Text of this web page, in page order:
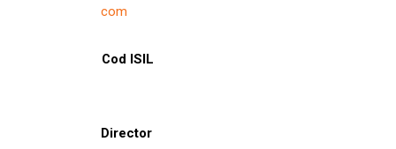
com
Cod ISIL
Director